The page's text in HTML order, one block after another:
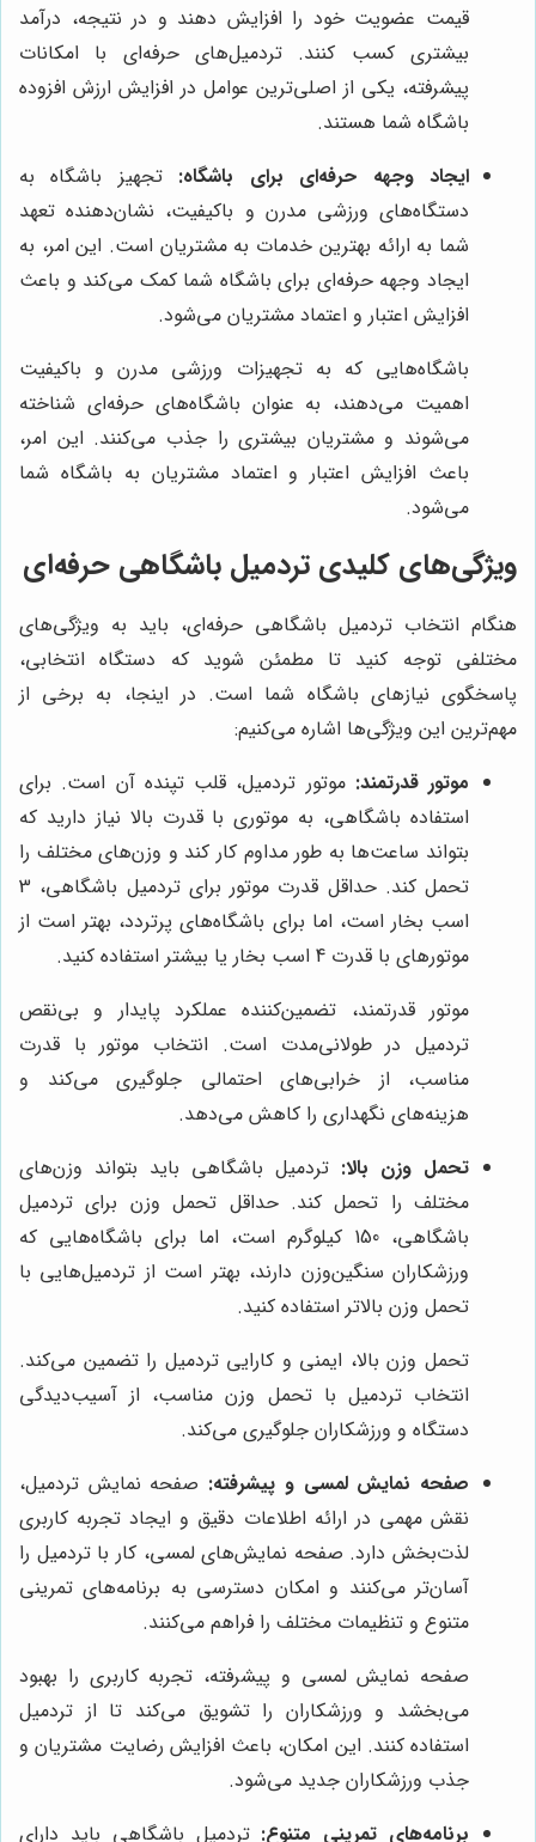
قیمت عضویت خود را افزایش دهند و در نتیجه، درآمد
بیشتری کسب کنند. تردمیل‌های حرفه‌ای با امکانات
پیشرفته، یکی از اصلی‌ترین عوامل در افزایش ارزش افزوده
باشگاه شما هستند.
ایجاد وجهه حرفه‌ای برای باشگاه: تجهیز باشگاه به
دستگاه‌های ورزشی مدرن و باکیفیت، نشان‌دهنده تعهد
شما به ارائه بهترین خدمات به مشتریان است. این امر، به
ایجاد وجهه حرفه‌ای برای باشگاه شما کمک می‌کند و باعث
افزایش اعتبار و اعتماد مشتریان می‌شود.
باشگاه‌هایی که به تجهیزات ورزشی مدرن و باکیفیت
اهمیت می‌دهند، به عنوان باشگاه‌های حرفه‌ای شناخته
می‌شوند و مشتریان بیشتری را جذب می‌کنند. این امر،
باعث افزایش اعتبار و اعتماد مشتریان به باشگاه شما
می‌شود.
ویژگی‌های کلیدی تردمیل باشگاهی حرفه‌ای
هنگام انتخاب تردمیل باشگاهی حرفه‌ای، باید به ویژگی‌های
مختلفی توجه کنید تا مطمئن شوید که دستگاه انتخابی،
پاسخگوی نیازهای باشگاه شما است. در اینجا، به برخی از
مهم‌ترین این ویژگی‌ها اشاره می‌کنیم:
موتور قدرتمند: موتور تردمیل، قلب تپنده آن است. برای
استفاده باشگاهی، به موتوری با قدرت بالا نیاز دارید که
بتواند ساعت‌ها به طور مداوم کار کند و وزن‌های مختلف را
تحمل کند. حداقل قدرت موتور برای تردمیل باشگاهی، 3
اسب بخار است، اما برای باشگاه‌های پرتردد، بهتر است از
موتورهای با قدرت 4 اسب بخار یا بیشتر استفاده کنید.
موتور قدرتمند، تضمین‌کننده عملکرد پایدار و بی‌نقص
تردمیل در طولانی‌مدت است. انتخاب موتور با قدرت
مناسب، از خرابی‌های احتمالی جلوگیری می‌کند و
هزینه‌های نگهداری را کاهش می‌دهد.
تحمل وزن بالا: تردمیل باشگاهی باید بتواند وزن‌های
مختلف را تحمل کند. حداقل تحمل وزن برای تردمیل
باشگاهی، 150 کیلوگرم است، اما برای باشگاه‌هایی که
ورزشکاران سنگین‌وزن دارند، بهتر است از تردمیل‌هایی با
تحمل وزن بالاتر استفاده کنید.
تحمل وزن بالا، ایمنی و کارایی تردمیل را تضمین می‌کند.
انتخاب تردمیل با تحمل وزن مناسب، از آسیب‌دیدگی
دستگاه و ورزشکاران جلوگیری می‌کند.
صفحه نمایش لمسی و پیشرفته: صفحه نمایش تردمیل،
نقش مهمی در ارائه اطلاعات دقیق و ایجاد تجربه کاربری
لذت‌بخش دارد. صفحه نمایش‌های لمسی، کار با تردمیل را
آسان‌تر می‌کنند و امکان دسترسی به برنامه‌های تمرینی
متنوع و تنظیمات مختلف را فراهم می‌کنند.
صفحه نمایش لمسی و پیشرفته، تجربه کاربری را بهبود
می‌بخشد و ورزشکاران را تشویق می‌کند تا از تردمیل
استفاده کنند. این امکان، باعث افزایش رضایت مشتریان و
جذب ورزشکاران جدید می‌شود.
برنامه‌های تمرینی متنوع: تردمیل باشگاهی باید دارای